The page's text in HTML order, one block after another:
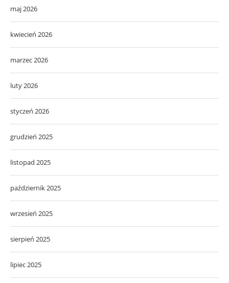
maj 2026
kwiecień 2026
marzec 2026
luty 2026
styczeń 2026
grudzień 2025
listopad 2025
październik 2025
wrzesień 2025
sierpień 2025
lipiec 2025